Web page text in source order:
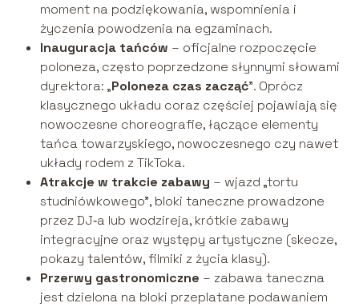
moment na podziękowania, wspomnienia i
życzenia powodzenia na egzaminach.
Inauguracja tańców – oficjalne rozpoczęcie
poloneza, często poprzedzone słynnymi słowami
dyrektora: „Poloneza czas zacząć”. Oprócz
klasycznego układu coraz częściej pojawiają się
nowoczesne choreografie, łączące elementy
tańca towarzyskiego, nowoczesnego czy nawet
układy rodem z TikToka.
Atrakcje w trakcie zabawy – wjazd „tortu
studniówkowego”, bloki taneczne prowadzone
przez DJ‑a lub wodzireja, krótkie zabawy
integracyjne oraz występy artystyczne (skecze,
pokazy talentów, filmiki z życia klasy).
Przerwy gastronomiczne – zabawa taneczna
jest dzielona na bloki przeplatane podawaniem